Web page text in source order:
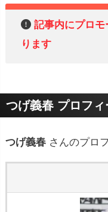
記事内にプロモ
ります
つげ義春 プロフィ
つげ義春 さんのプロ